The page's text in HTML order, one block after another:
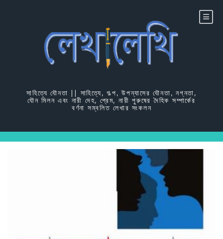
সাহিত্যে যৌনতা || সাহিত্যে, গল্প, উপন্যাসের যৌনতা, নগ্নতা,
যৌন মিলন এবং নারী দেহ, প্রেম, নারী পুরুষের দৈহিক সম্পার্কের
বর্ণনা সম্বলিত লেখার সংকলন